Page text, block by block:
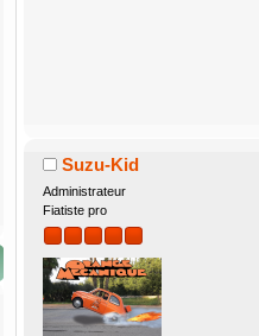
Suzu-Kid
Administrateur
Fiatiste pro